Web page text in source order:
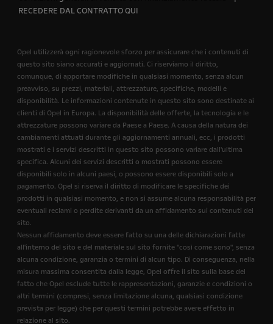
RECEDERE DAL CONTRATTO QUI
Opel utilizzerà ogni ragionevole sforzo per assicurare che i contenuti di
questo sito siano accurati e aggiornati. Ci riserviamo il diritto,
comunque, di apportare modifiche in qualsiasi momento, senza alcun
preavviso, su prezzi, materiali, attrezzature, specifiche, modelli e
disponibilità. Le informazioni contenute in questo sito sono destinate ai
clienti di Opel in Europa. La disponibilità delle offerte, la tecnologia e le
attrezzature possono variare da Paese a Paese. A causa della natura dei
cambiamenti attuati durante gli aggiornamenti annuali, ecc, i prodotti
mostrati e i servizi descritti in questo sito possono variare dall'ultima
specifica. Alcuni dei servizi descritti o mostrati possono essere
disponibili solo in alcuni paesi, o possono essere disponibili solo a
pagamento. Opel si riserva il diritto di modificare le specifiche dei
prodotti in qualsiasi momento, e non si assume alcuna responsabilità per
eventuali reclami o perdite derivanti da un affidamento sui contenuti del
sito.
Nessun affidamento deve essere fatto su una delle dichiarazioni fatte
all'interno del sito e del materiale sul sito fornite "così come sono", senza
alcuna condizione, garanzia o termini di alcun tipo. Di conseguenza, nella
misura massima consentita dalla legge, Opel offre il sito sulla base del
fatto che Opel esclude tutte le rappresentazioni, garanzie e condizioni o
altri termini (compresi, senza limitazione alcuna, qualsiasi condizione
prevista per legge) che per questi termini potrebbe avere effetto in
relazione al sito.